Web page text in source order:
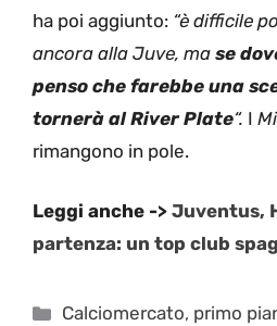
ha poi aggiunto: “è difficile
ancora alla Juve, ma se
penso che farebbe una
tornerà al River Plate“. I
rimangono in pole.
Leggi anche -> Juventus,
partenza: un top club
Categorie
Calciomercato, primo